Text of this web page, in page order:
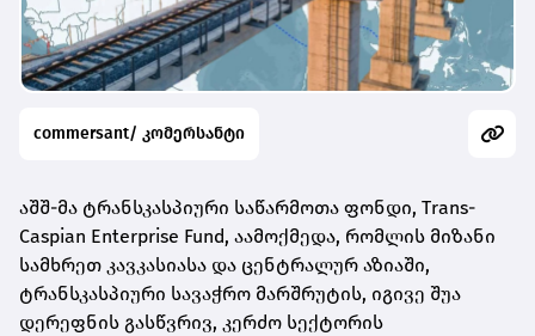
commersant/ კომერსანტი
აშშ-მა ტრანსკასპიური საწარმოთა ფონდი, Trans-
Caspian Enterprise Fund, აამოქმედა, რომლის მიზანი
სამხრეთ კავკასიასა და ცენტრალურ აზიაში,
ტრანსკასპიური სავაჭრო მარშრუტის, იგივე შუა
დერეფნის გასწვრივ, კერძო სექტორის